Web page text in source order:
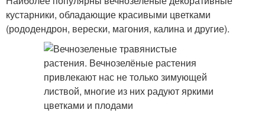
кустарники, обладающие красивыми цветками
(рододендрон, верески, магония, калина и другие).